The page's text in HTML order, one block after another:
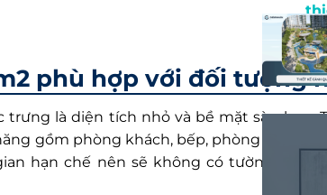
DN HOME tham khảo những mẫu
phù hợp với đối tượng
trưng là diện tích nhỏ và bề mặt sàn hẹp.
gồm phòng khách, bếp, phòng ngủ…
hạn chế nên sẽ không có tường phân